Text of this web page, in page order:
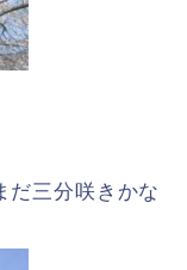
だ三分咲きかな